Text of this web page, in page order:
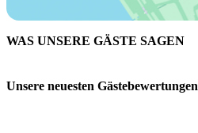
WAS UNSERE GÄSTE SAGEN
Unsere neuesten Gästebewertungen